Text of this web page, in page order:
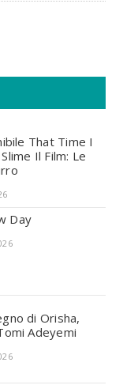
That Time I
Il Film: Le
Day
di Orisha,
Adeyemi